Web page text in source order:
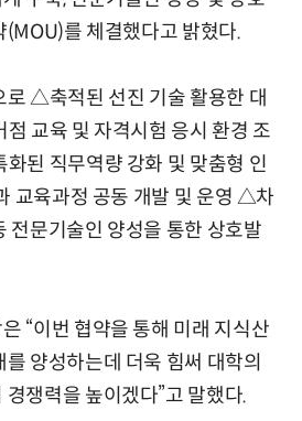
(MOU)를 체결했다고 밝혔다.
로 △축적된 선진 기술 활용한 대
교육 및 자격시험 응시 환경 조
된 직무역량 강화 및 맞춤형 인
교육과정 공동 개발 및 운영 △차
전문기술인 양성을 통한 상호발
“이번 협약을 통해 미래 지식산
양성하는데 더욱 힘써 대학의
쟁력을 높이겠다”고 말했다.